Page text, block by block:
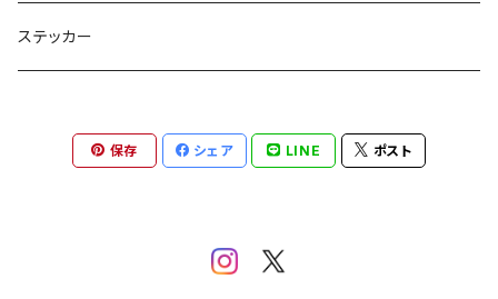
ステッカー
保存 シェア LINE ポスト